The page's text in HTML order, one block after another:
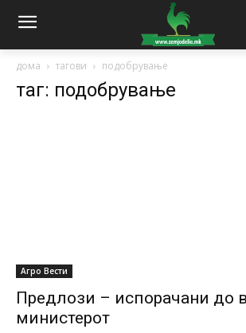
дома тагови подобрување
таг: подобрување
Агро Вести
Предлози – испорачани до
министерот